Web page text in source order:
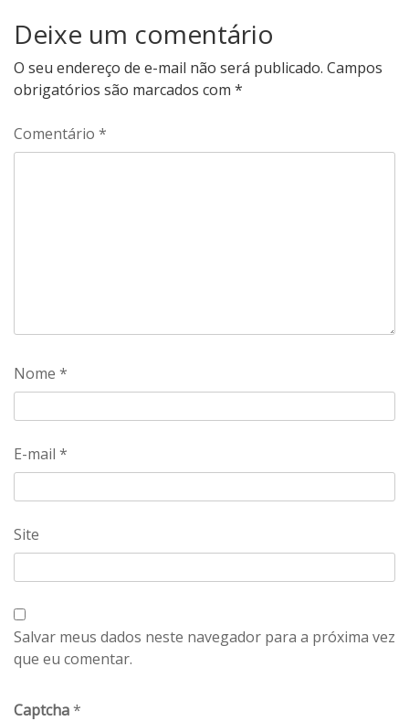
Deixe um comentário
O seu endereço de e-mail não será publicado. Campos
obrigatórios são marcados com *
Comentário *
Nome *
E-mail *
Site
Salvar meus dados neste navegador para a próxima vez
que eu comentar.
Captcha*